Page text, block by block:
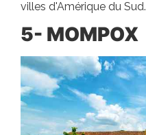
villes d'Amérique du Sud.
5- MOMPOX